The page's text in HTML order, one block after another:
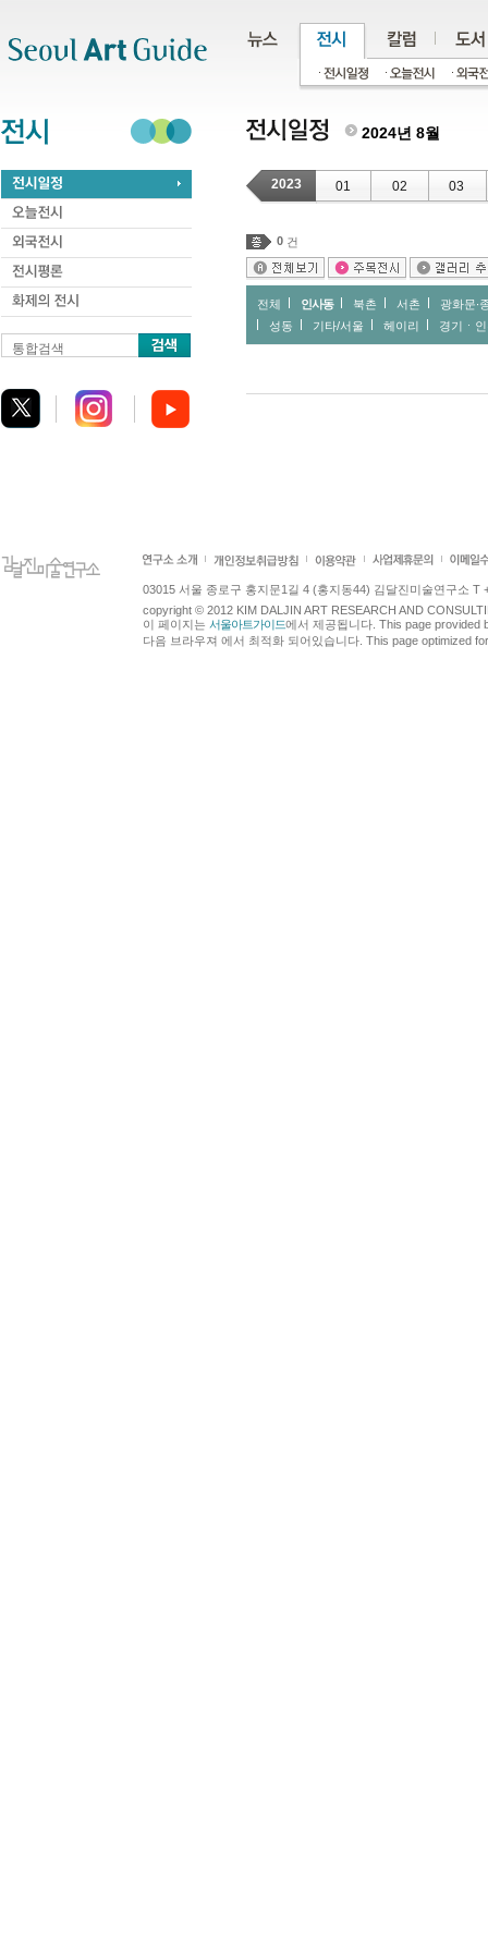
통합검색
2024년 8월
2023 01 02 03
0 건
전체 인사동 북촌 서촌
광화문∙
성동
기타/서울 헤이리 경기ㆍ
03015 서울 종로구 홍지문1길 4 (홍지동44) 김달진미술연구소 T
copyright © 2012 KIM DALJIN ART RESEARCH AND
이 페이지는 서울아트가이드에서 제공됩니다. This page provided
다음 브라우져 에서 최적화 되어있습니다. This page optimized